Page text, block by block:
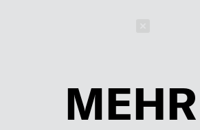
MEHR